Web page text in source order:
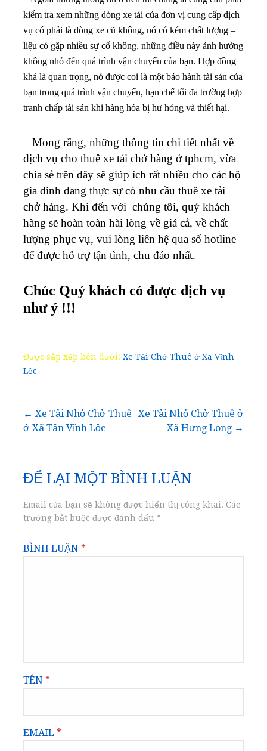
kiểm tra xem những dòng xe tải của đơn vị cung cấp dịch
vụ có phải là dòng xe cũ không, nó có kém chất lượng –
liệu có gặp nhiều sự cố không, những điều này ảnh hưởng
không nhỏ đến quá trình vận chuyển của bạn. Hợp đồng
khá là quan trọng, nó được coi là một bảo hành tài sản của
bạn trong quá trình vận chuyển, hạn chế tối đa trường hợp
tranh chấp tài sản khi hàng hóa bị hư hỏng và thiết hại.
Mong rằng, những thông tin chi tiết nhất về
dịch vụ cho thuê xe tải chở hàng ở tphcm, vừa
chia sẻ trên đây sẽ giúp ích rất nhiều cho các hộ
gia đình đang thực sự có nhu cầu thuê xe tải
chở hàng. Khi đến với chúng tôi, quý khách
hàng sẽ hoàn toàn hài lòng về giá cả, về chất
lượng phục vụ, vui lòng liên hệ qua số hotline
để được hỗ trợ tận tình, chu đáo nhất.
Chúc Quý khách có được dịch vụ
như ý !!!
Được sắp xếp bên dưới: Xe Tải Chở Thuê ở Xã Vĩnh
Lộc
Điều
bài
viết
← Xe Tải Nhỏ Chở Thuê
ở Xã Tân Vĩnh Lộc
Xe Tải Nhỏ Chở Thuê ở
Xã Hưng Long →
ĐỂ LẠI MỘT BÌNH LUẬN
Email của bạn sẽ không được hiển thị công khai. Các
trường bắt buộc được đánh dấu *
BÌNH LUẬN *
TÊN *
EMAIL *